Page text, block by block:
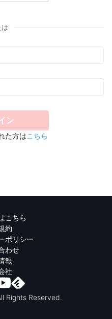
は
ン
た方はこちら
こちら
約
ポリシー
わせ
報
社
Rights Reserved.